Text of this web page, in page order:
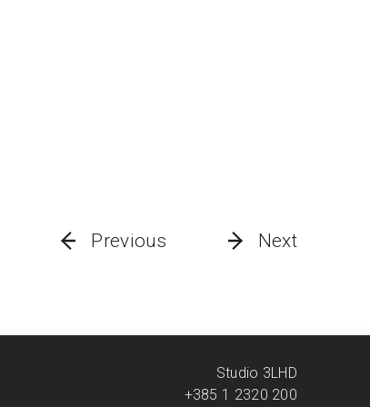
Next
Previous
Studio 3LHD
+385 1 2320 200